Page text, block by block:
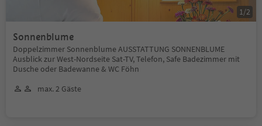
Sonnenblume
Doppelzimmer Sonnenblume AUSSTATTUNG SONNENBLUME
Ausblick zur West-Nordseite Sat-TV, Telefon, Safe Badezimmer mit
Dusche oder Badewanne & WC Föhn
max. 2 Gäste
1 /2